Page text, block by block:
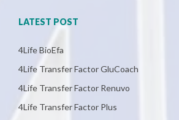
LATEST POST
4Life BioEfa
4Life Transfer Factor GluCoach
4Life Transfer Factor Renuvo
4Life Transfer Factor Plus